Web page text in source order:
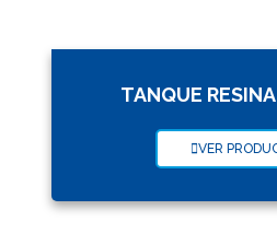
TANQUE
VER